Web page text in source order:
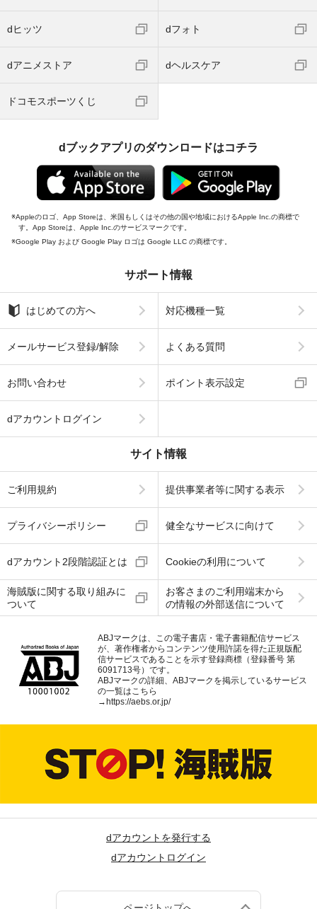
dヒッツ dフォト
dアニメストア dヘルスケア
ドコモスポーツくじ
dブックアプリのダウンロードはコチラ
Appleのロゴ、App Storeは、米国もしくはその他の国や地域におけるApple Inc.の商標で
す。App Storeは、Apple Inc.のサービスマークです。
Google Play および Google Play ロゴは Google LLC の商標です。
サポート情報
はじめての方へ 対応機種一覧
メールサービス登録/解除 よくある質問
お問い合わせ ポイント表示設定
dアカウントログイン
サイト情報
ご利用規約 提供事業者等に関する表示
プライバシーポリシー 健全なサービスに向けて
dアカウント2段階認証とは Cookieの利用について
海賊版に関する取り組みに
ついて
お客さまのご利用端末から
の情報の外部送信について
ABJマークは、この電子書店・電子書籍配信サービス
が、著作権者からコンテンツ使用許諾を得た正規版配
信サービスであることを示す登録商標（登録番号 第
6091713号）です。
ABJマークの詳細、ABJマークを掲示しているサービス
の一覧はこちら
→https://aebs.or.jp/
dアカウントを発行する
dアカウントログイン